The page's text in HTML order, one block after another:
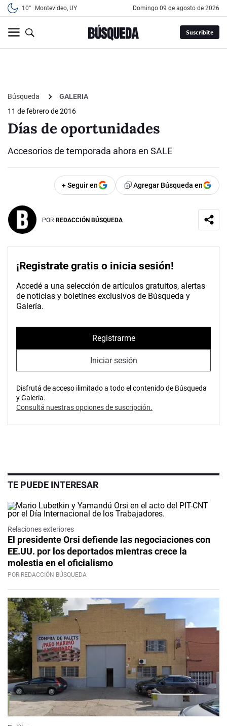
10° Montevideo, UY domingo 09 de agosto de 2026
Suscribite
Búsqueda
GALERIA
11 de febrero de 2016
Días de oportunidades
Accesorios de temporada ahora en SALE
+ Seguir en Agregar Búsqueda en
POR REDACCIÓN BÚSQUEDA
¡Registrate gratis o inicia sesión!
Accedé a una selección de artículos gratuitos, alertas
de noticias y boletines exclusivos de Búsqueda y
Galería.
Registrarme
Iniciar sesión
Disfrutá de acceso ilimitado a todo el contenido de Búsqueda
y Galería.
Consultá nuestras opciones de suscripción.
TE PUEDE INTERESAR
Relaciones exteriores
El presidente Orsi defiende las negociaciones con
EE.UU. por los deportados mientras crece la
molestia en el oficialismo
POR REDACCIÓN BÚSQUEDA